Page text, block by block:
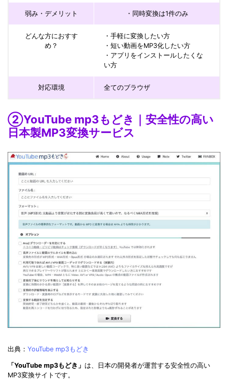
弱み・デメリット ・同時変換は1件のみ
どんな方におすす
め？
・手軽に変換したい方
・短い動画をMP3化したい方
・アプリをインストールしたくな
い方
対応環境 全てのブラウザ
②YouTube mp3もどき｜安全性の高い
日本製MP3変換サービス
出典： YouTube mp3もどき
「YouTube mp3もどき」 は、日本の開発者が運営する安全性の高い
MP3変換サイトです。